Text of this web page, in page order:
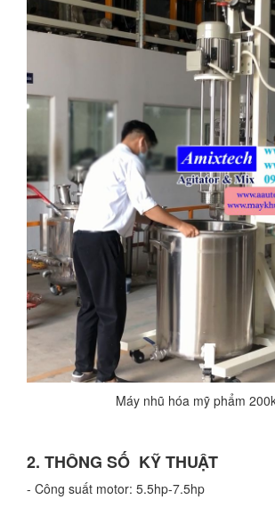
Máy nhũ hóa mỹ phẩm
2. THÔNG SỐ KỸ THUẬT
- Công suất motor: 5.5hp-7.5hp